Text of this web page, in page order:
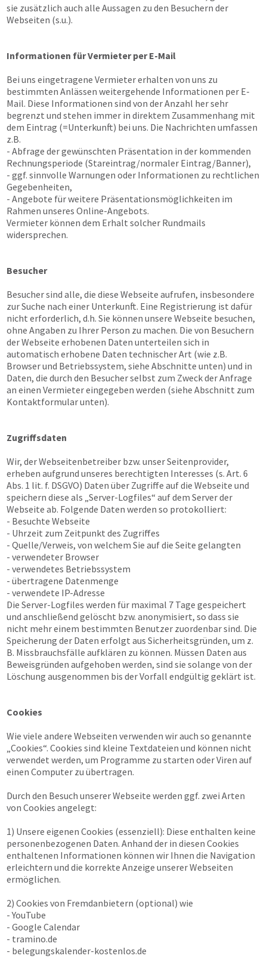
sie zusätzlich auch alle Aussagen zu den Besuchern der
Webseiten (s.u.).
Informationen für Vermieter per E-Mail
Bei uns eingetragene Vermieter erhalten von uns zu
bestimmten Anlässen weitergehende Informationen per E-
Mail. Diese Informationen sind von der Anzahl her sehr
begrenzt und stehen immer in direktem Zusammenhang mit
dem Eintrag (=Unterkunft) bei uns. Die Nachrichten umfassen
z.B.
- Abfrage der gewünschten Präsentation in der kommenden
Rechnungsperiode (Stareintrag/normaler Eintrag/Banner),
- ggf. sinnvolle Warnungen oder Informationen zu rechtlichen
Gegebenheiten,
- Angebote für weitere Präsentationsmöglichkeiten im
Rahmen unseres Online-Angebots.
Vermieter können dem Erhalt solcher Rundmails
widersprechen.
Besucher
Besucher sind alle, die diese Webseite aufrufen, insbesondere
zur Suche nach einer Unterkunft. Eine Registrierung ist dafür
nicht erforderlich, d.h. Sie können unsere Webseite besuchen,
ohne Angaben zu Ihrer Person zu machen. Die von Besuchern
der Webseite erhobenen Daten unterteilen sich in
automatisch erhobene Daten technischer Art (wie z.B.
Browser und Betriebssystem, siehe Abschnitte unten) und in
Daten, die durch den Besucher selbst zum Zweck der Anfrage
an einen Vermieter eingegeben werden (siehe Abschnitt zum
Kontaktformular unten).
Zugriffsdaten
Wir, der Webseitenbetreiber bzw. unser Seitenprovider,
erheben aufgrund unseres berechtigten Interesses (s. Art. 6
Abs. 1 lit. f. DSGVO) Daten über Zugriffe auf die Webseite und
speichern diese als „Server-Logfiles“ auf dem Server der
Webseite ab. Folgende Daten werden so protokolliert:
- Besuchte Webseite
- Uhrzeit zum Zeitpunkt des Zugriffes
- Quelle/Verweis, von welchem Sie auf die Seite gelangten
- verwendeter Browser
- verwendetes Betriebssystem
- übertragene Datenmenge
- verwendete IP-Adresse
Die Server-Logfiles werden für maximal 7 Tage gespeichert
und anschließend gelöscht bzw. anonymisiert, so dass sie
nicht mehr einem bestimmten Benutzer zuordenbar sind. Die
Speicherung der Daten erfolgt aus Sicherheitsgründen, um z.
B. Missbrauchsfälle aufklären zu können. Müssen Daten aus
Beweisgründen aufgehoben werden, sind sie solange von der
Löschung ausgenommen bis der Vorfall endgültig geklärt ist.
Cookies
Wie viele andere Webseiten verwenden wir auch so genannte
„Cookies“. Cookies sind kleine Textdateien und können nicht
verwendet werden, um Programme zu starten oder Viren auf
einen Computer zu übertragen.
Durch den Besuch unserer Webseite werden ggf. zwei Arten
von Cookies angelegt:
1) Unsere eigenen Cookies (essenziell): Diese enthalten keine
personenbezogenen Daten. Anhand der in diesen Cookies
enthaltenen Informationen können wir Ihnen die Navigation
erleichtern und die korrekte Anzeige unserer Webseiten
ermöglichen.
2) Cookies von Fremdanbietern (optional) wie
- YouTube
- Google Calendar
- tramino.de
- belegungskalender-kostenlos.de